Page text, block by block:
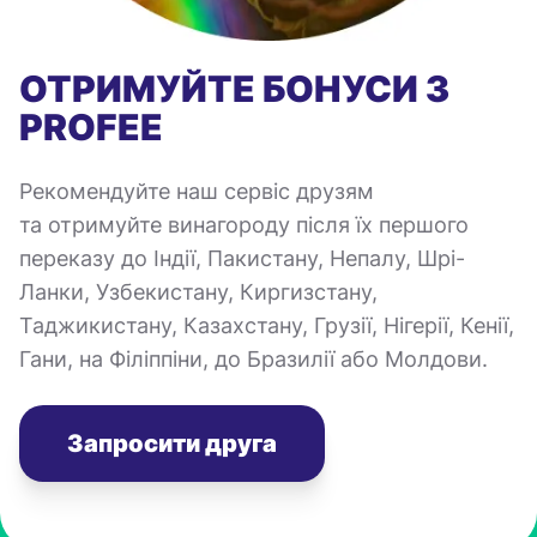
ОТРИМУЙТЕ БОНУСИ З
PROFEE
Рекомендуйте наш сервіс друзям
та отримуйте винагороду після їх першого
переказу до Індії, Пакистану, Непалу, Шрі-
Ланки, Узбекистану, Киргизстану,
Таджикистану, Казахстану, Грузії, Нігерії, Кенії,
Гани, на Філіппіни, до Бразилії або Молдови.
Запросити друга